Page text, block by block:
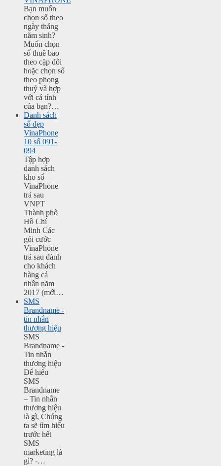
Bạn muốn
chọn số theo
ngày tháng
năm sinh?
Muốn chọn
số thuê bao
theo cặp đôi
hoặc chọn số
theo phong
thuỷ và hợp
với cá tính
của bạn?…
Danh sách
số đẹp
VinaPhone
10 số 091-
094
Tập hợp
danh sách
kho số
VinaPhone
trả sau
VNPT
Thành phố
Hồ Chí
Minh Các
gói cước
VinaPhone
trả sau dành
cho khách
hàng cá
nhân năm
2017 (mới…
SMS
Brandname -
tin nhắn
thương hiệu
SMS
Brandname -
Tin nhắn
thương hiệu
Để hiểu
SMS
Brandname
– Tin nhắn
thương hiệu
là gì, Chúng
ta sẽ tìm hiểu
trước hết
SMS
marketing là
gì? -…